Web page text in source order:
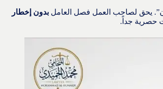
يحق لصاحب العمل فصل العامل بدون إخطار
حصرية جداً.